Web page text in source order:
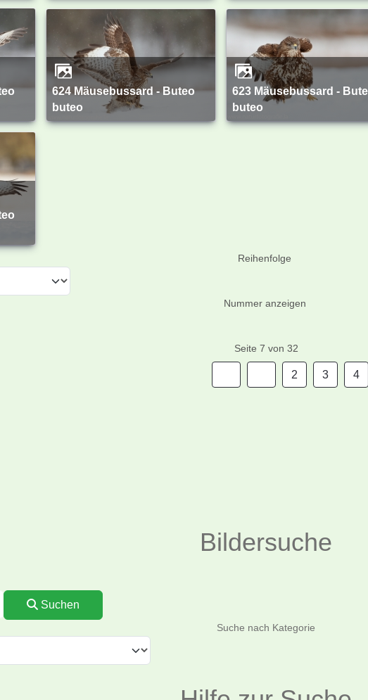
624 Mäusebussard - Buteo
buteo
623 Mäusebussard - Buteo
buteo
Reihenfolge
Nummer anzeigen
Seite 7 von 32
2 3 4
Bildersuche
Suchen
Suche nach Kategorie